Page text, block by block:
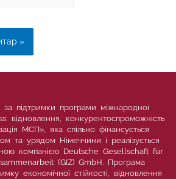
підтримки програми міжнародної
відновлення, конкурентоспроможність
МСП», яка спільно фінансується
та урядом Німеччини і реалізується
компанією Deutsche Gesellschaft für
(GIZ) GmbH. Програма
економічної стійкості, відновлення